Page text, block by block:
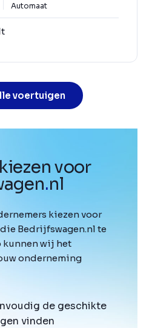
Automaat
voertuigen
voor
.nl
kiezen voor
Bedrijfswagen.nl te
kunnen wij het
onderneming
de geschikte
vinden